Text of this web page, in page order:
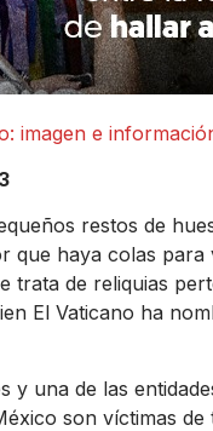
imagen e
restos de
que haya colas
trata de reliquias
El Vaticano ha
y una de las
son víctimas